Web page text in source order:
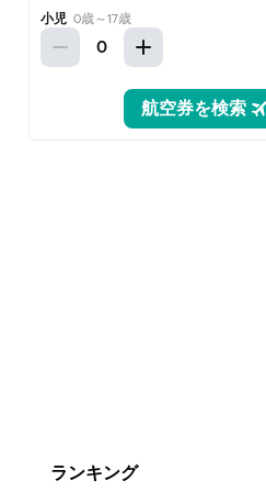
ランキング